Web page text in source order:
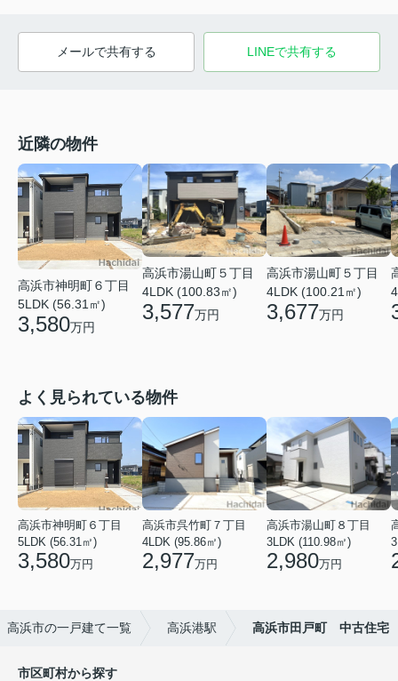
メールで共有する LINEで共有する
近隣の物件
高浜市神明町６丁目
5LDK (56.31㎡)
3,580万円
高浜市湯山町５丁目
4LDK (100.83㎡)
3,577万円
高浜市湯山町５丁目
4LDK (100.21㎡)
3,677万円
よく見られている物件
高浜市神明町６丁目
5LDK (56.31㎡)
3,580万円
高浜市呉竹町７丁目
4LDK (95.86㎡)
2,977万円
高浜市湯山町８丁目
3LDK (110.98㎡)
2,980万円
高浜市の一戸建て一覧 高浜港駅 高浜市田戸町 中古住宅
市区町村から探す